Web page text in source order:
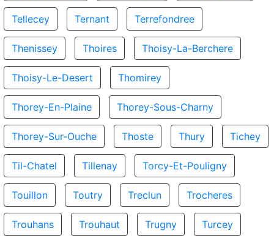
Tellecey Ternant Terrefondree
Thenissey Thoires Thoisy-La-Berchere
Thoisy-Le-Desert Thomirey
Thorey-En-Plaine Thorey-Sous-Charny
Thorey-Sur-Ouche Thoste Thury Tichey
Til-Chatel Tillenay Torcy-Et-Pouligny
Touillon Toutry Treclun Trocheres
Trouhans Trouhaut Trugny Turcey